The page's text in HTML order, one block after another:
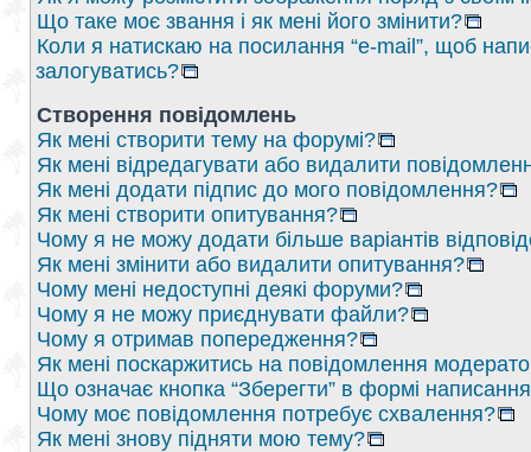
Що таке моє звання і як мені його змінити?
Коли я натискаю на посилання “e-mail”, щоб
залогуватись?
Створення повідомлень
Як мені створити тему на форумі?
Як мені відредагувати або видалити
Як мені додати підпис до мого повідомлення?
Як мені створити опитування?
Чому я не можу додати більше варіантів
Як мені змінити або видалити опитування?
Чому мені недоступні деякі форуми?
Чому я не можу приєднувати файли?
Чому я отримав попередження?
Як мені поскаржитись на повідомлення
Що означає кнопка “Зберегти” в формі
Чому моє повідомлення потребує схвалення?
Як мені знову підняти мою тему?